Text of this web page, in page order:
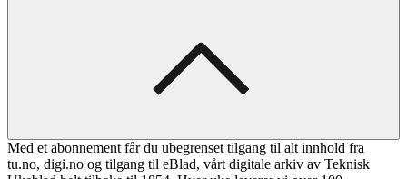
Med et abonnement får du ubegrenset tilgang til alt innhold fra
tu.no, digi.no og tilgang til eBlad, vårt digitale arkiv av Teknisk